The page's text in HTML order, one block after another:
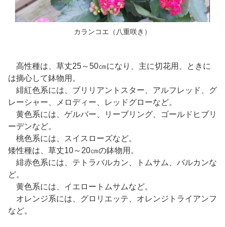
カランコエ（八重咲き）
高性種は、草丈25～50㎝になり、主に切花用、ときに
は摘心して鉢物用。
緋紅色系には、ブリリアントスター、アルフレッド、グ
レーシャー、メロディー、レッドグローなど。
黄色系には、ゲルバー、リーブリング、ゴールドヒブリ
ーデンなど。
桃色系には、スイスローズなど。
矮性種は、草丈10～20㎝の鉢物用。
緋赤色系には、テトラバルカン、トムサム、バルカンな
ど。
黄色系には、イエロートムサムなど。
オレンジ系には、グロリエッテ、オレンジトライアンフ
など。